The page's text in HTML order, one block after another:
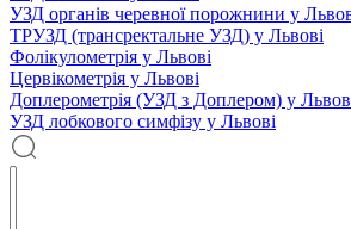
УЗД органів черевної порожнини у
ТРУЗД (трансректальне УЗД) у Львові
Фолікулометрія у Львові
Цервікометрія у Львові
Доплерометрія (УЗД з Доплером) у
УЗД лобкового симфізу у Львові